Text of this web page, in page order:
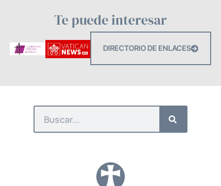
Te puede interesar
DIRECTORIO DE ENLACES